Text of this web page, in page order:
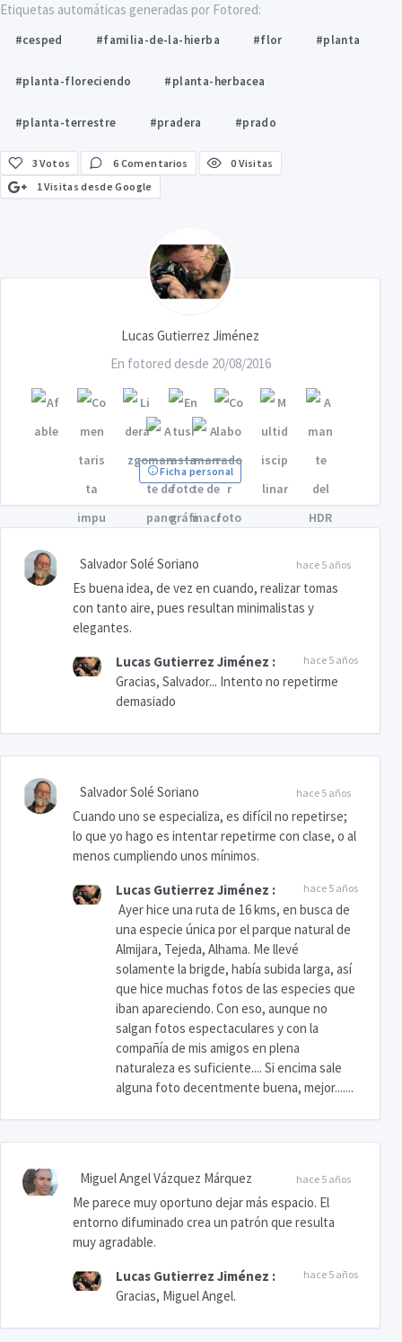
Etiquetas automáticas generadas por Fotored:
#cesped #familia-de-la-hierba #flor #planta
#planta-floreciendo #planta-herbacea
#planta-terrestre #pradera #prado
3 Votos 6 Comentarios
0 Visitas
1 Visitas desde Google
Lucas Gutierrez Jiménez
En fotored desde 20/08/2016
Ficha personal
hace 5 años
Salvador Solé Soriano
Es buena idea, de vez en cuando, realizar tomas
con tanto aire, pues resultan minimalistas y
elegantes.
Lucas Gutierrez Jiménez : hace 5 años
Gracias, Salvador... Intento no repetirme
demasiado
hace 5 años
Salvador Solé Soriano
Cuando uno se especializa, es difícil no repetirse;
lo que yo hago es intentar repetirme con clase, o al
menos cumpliendo unos mínimos.
Lucas Gutierrez Jiménez : hace 5 años
Ayer hice una ruta de 16 kms, en busca de
una especie única por el parque natural de
Almijara, Tejeda, Alhama. Me llevé
solamente la brigde, había subida larga, así
que hice muchas fotos de las especies que
iban apareciendo. Con eso, aunque no
salgan fotos espectaculares y con la
compañía de mis amigos en plena
naturaleza es suficiente.... Si encima sale
alguna foto decentmente buena, mejor.......
hace 5 años
Miguel Angel Vázquez Márquez
Me parece muy oportuno dejar más espacio. El
entorno difuminado crea un patrón que resulta
muy agradable.
Lucas Gutierrez Jiménez : hace 5 años
Gracias, Miguel Angel.